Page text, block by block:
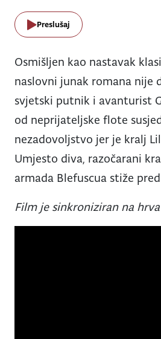
Preslušaj
Osmišljen kao nastavak
naslovni junak romana nije
svjetski putnik i avanturist
od neprijateljske flote
nezadovoljstvo jer je kralj
Umjesto diva, razočarani
armada Blefuscua stiže
Film je sinkroniziran na